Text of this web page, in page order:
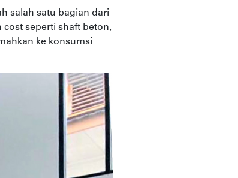
salah satu bagian dari
seperti shaft beton,
ke konsumsi